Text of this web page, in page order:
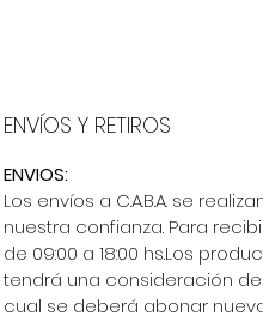
ENVÍOS Y RETIROS
ENVIOS:
Los envíos a C.A.B.A. se
nuestra confianza. Para
de 09:00 a 18:00 hs.Los
tendrá una consideración
cual se deberá abonar